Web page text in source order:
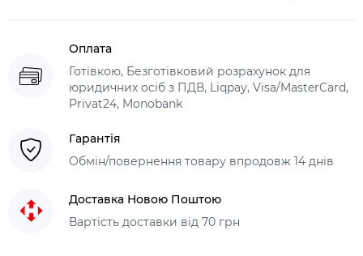
Оплата
Готівкою, Безготівковий розрахунок для
юридичних осіб з ПДВ, Liqpay, Visa/MasterCard,
Privat24, Monobank
Гарантія
Обмін/повернення товару впродовж 14 днів
Доставка Новою Поштою
Вартість доставки від 70 грн